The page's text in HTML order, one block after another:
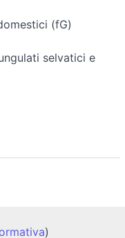
(fG)
selvatici e
)